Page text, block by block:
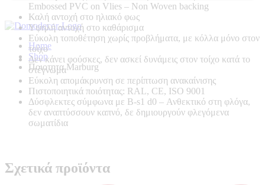
Home
Shop
Ποιοτητα Marburg
Embossed PVC on Vlies – Non Woven backing
Καλή αντοχή στο ηλιακό φως
Υψηλή αντοχή στο καθάρισμα
Εύκολη τοποθέτηση χωρίς προβλήματα, με κόλλα μόνο στον
τοίχο
Δεν κάνει φούσκες, δεν ασκεί δυνάμεις στον τοίχο κατά το
στέγνωμα
Εύκολη απομάκρυνση σε περίπτωση ανακαίνισης
Πιστοποιητικά ποιότητας: RAL, CE, ISO 9001
Δύσφλεκτες σύμφωνα με B-s1 d0 – Ανθεκτικό στη φλόγα,
δεν αναπτύσσουν καπνό, δε δημιουργούν φλεγόμενα
σωματίδια
Σχετικά προϊόντα